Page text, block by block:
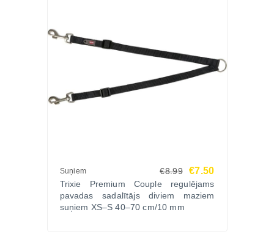
Suņiem €8.99 €7.50
Trixie Premium Couple regulējams
pavadas sadalītājs diviem maziem
suņiem XS–S 40–70 cm/10 mm